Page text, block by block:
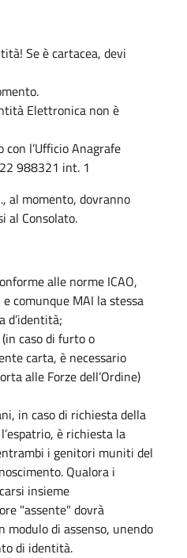
Se è cartacea, devi
Elettronica non è
l’Ufficio Anagrafe
988321 int. 1
al momento, dovranno
al Consolato.
alle norme ICAO,
comunque MAI la stessa
d’identità;
caso di furto o
carta, è necessario
alle Forze dell’Ordine)
in caso di richiesta della
è richiesta la
i genitori muniti del
Qualora i
insieme
"assente" dovrà
modulo di assenso, unendo
di identità.